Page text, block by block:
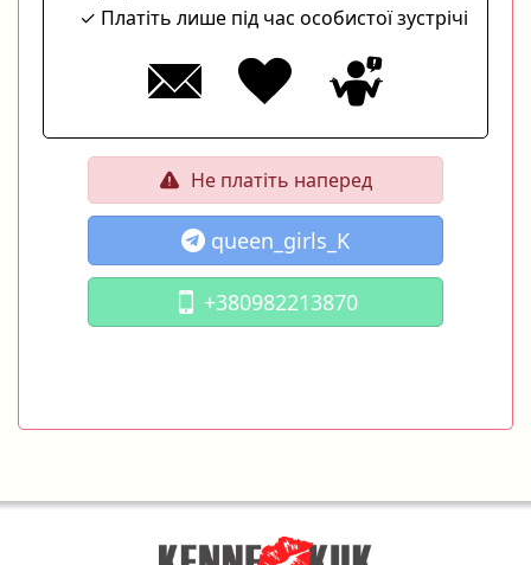
Платіть лише під час особистої зустрічі
Не платіть наперед
queen_girls_K
+380982213870